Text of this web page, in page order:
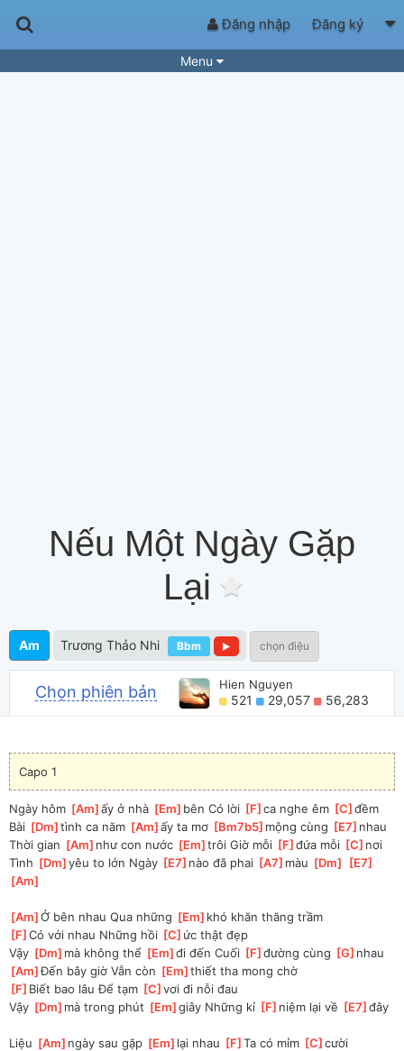
Đăng nhập Đăng ký
Menu
Nếu Một Ngày Gặp
Lại
Am Trương Thảo Nhi Bbm chọn điệu
Chọn phiên bản Hien Nguyen
521 29,057 56,283
Capo 1
Ngày hôm [Am ]
ấy ở nhà [Em ]bên Có lời [F ]
ca nghe êm [C ]
đềm
Bài [Dm ]tình ca năm [Am ]
ấy ta mơ [Bm7b5 ]mộng cùng [E7 ]nhau
Thời gian [Am ]như con nước [Em ]trôi Giờ mỗi [F ]
đứa mỗi [C ]nơi
Tình [Dm ]
yêu to lớn Ngày [E7 ]nào đã phai [A7 ]màu [Dm [E7
Am
[Am ]
Ở bên nhau Qua những [Em ]khó khăn thăng trầm
[F ]
Có với nhau Những hồi [C ]ức thật đẹp
Vậy [Dm ]mà không thể [Em ]
đi đến Cuối [F ]
đường cùng [G ]nhau
[Am ]
Đến bây giờ Vẫn còn [Em ]thiết tha mong chờ
[F ]Biết bao lâu Để tạm [C ]
vơi đi nỗi đau
Vậy [Dm ]mà trong phút [Em ]
giây Những kỉ [F ]niệm lại về [E7 ]
đây
Liệu [Am ]ngày sau gặp [Em ]lại nhau [F ]
Ta có mỉm [C ]
cười